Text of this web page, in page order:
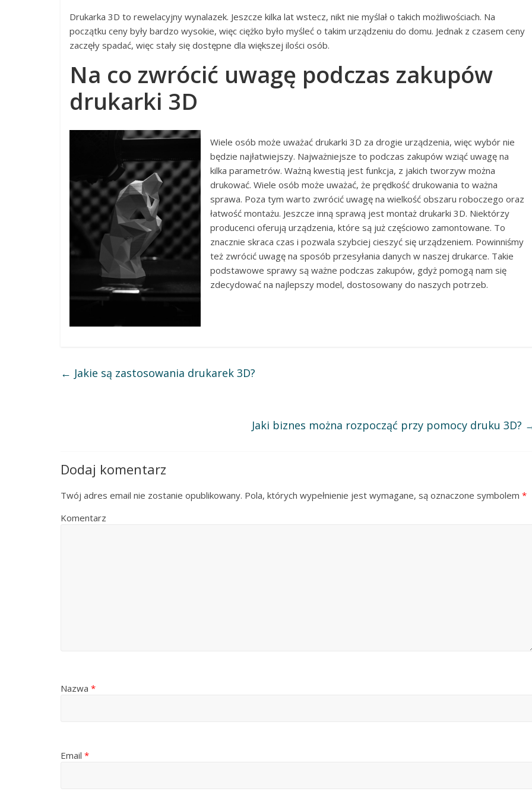
Drukarka 3D to rewelacyjny wynalazek. Jeszcze kilka lat wstecz, nikt nie myślał o takich możliwościach. Na
początku ceny były bardzo wysokie, więc ciężko było myśleć o takim urządzeniu do domu. Jednak z czasem ceny
zaczęły spadać, więc stały się dostępne dla większej ilości osób.
Na co zwrócić uwagę podczas zakupów
drukarki 3D
Wiele osób może uważać drukarki 3D za drogie urządzenia, więc wybór nie
będzie najłatwiejszy. Najważniejsze to podczas zakupów wziąć uwagę na
kilka parametrów. Ważną kwestią jest funkcja, z jakich tworzyw można
drukować. Wiele osób może uważać, że prędkość drukowania to ważna
sprawa. Poza tym warto zwrócić uwagę na wielkość obszaru roboczego oraz
łatwość montażu. Jeszcze inną sprawą jest montaż drukarki 3D. Niektórzy
producenci oferują urządzenia, które są już częściowo zamontowane. To
znacznie skraca czas i pozwala szybciej cieszyć się urządzeniem. Powinniśmy
też zwrócić uwagę na sposób przesyłania danych w naszej drukarce. Takie
podstawowe sprawy są ważne podczas zakupów, gdyż pomogą nam się
zdecydować na najlepszy model, dostosowany do naszych potrzeb.
← Jakie są zastosowania drukarek 3D?
Jaki biznes można rozpocząć przy pomocy druku 3D?
Dodaj komentarz
Twój adres email nie zostanie opublikowany. Pola, których wypełnienie jest wymagane, są oznaczone symbolem *
Komentarz
Nazwa *
Email *